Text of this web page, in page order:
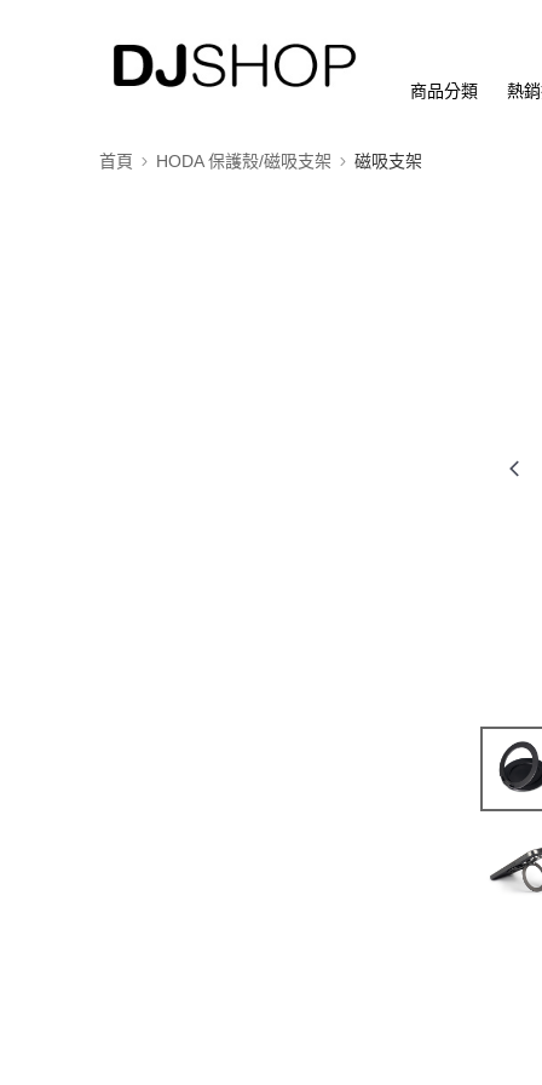
商品分類 熱
首頁 HODA 保護殼/磁吸支架 磁吸支架